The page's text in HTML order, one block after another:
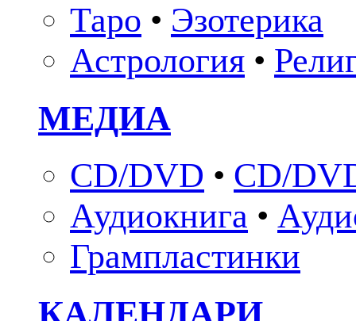
Таро • Эзотерика
Астрология •
МЕДИА
CD/DVD • CD/
Аудиокнига •
Грампластинки